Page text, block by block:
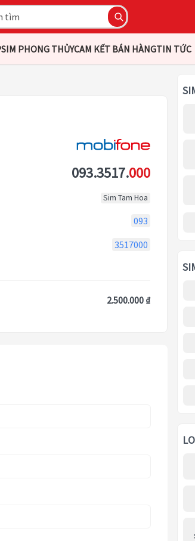
SIM PHONG THỦYCAM KẾT BÁN HÀNGTIN TỨC
093.3517.000
Sim Tam Hoa
093
3517000
2.500.000 ₫